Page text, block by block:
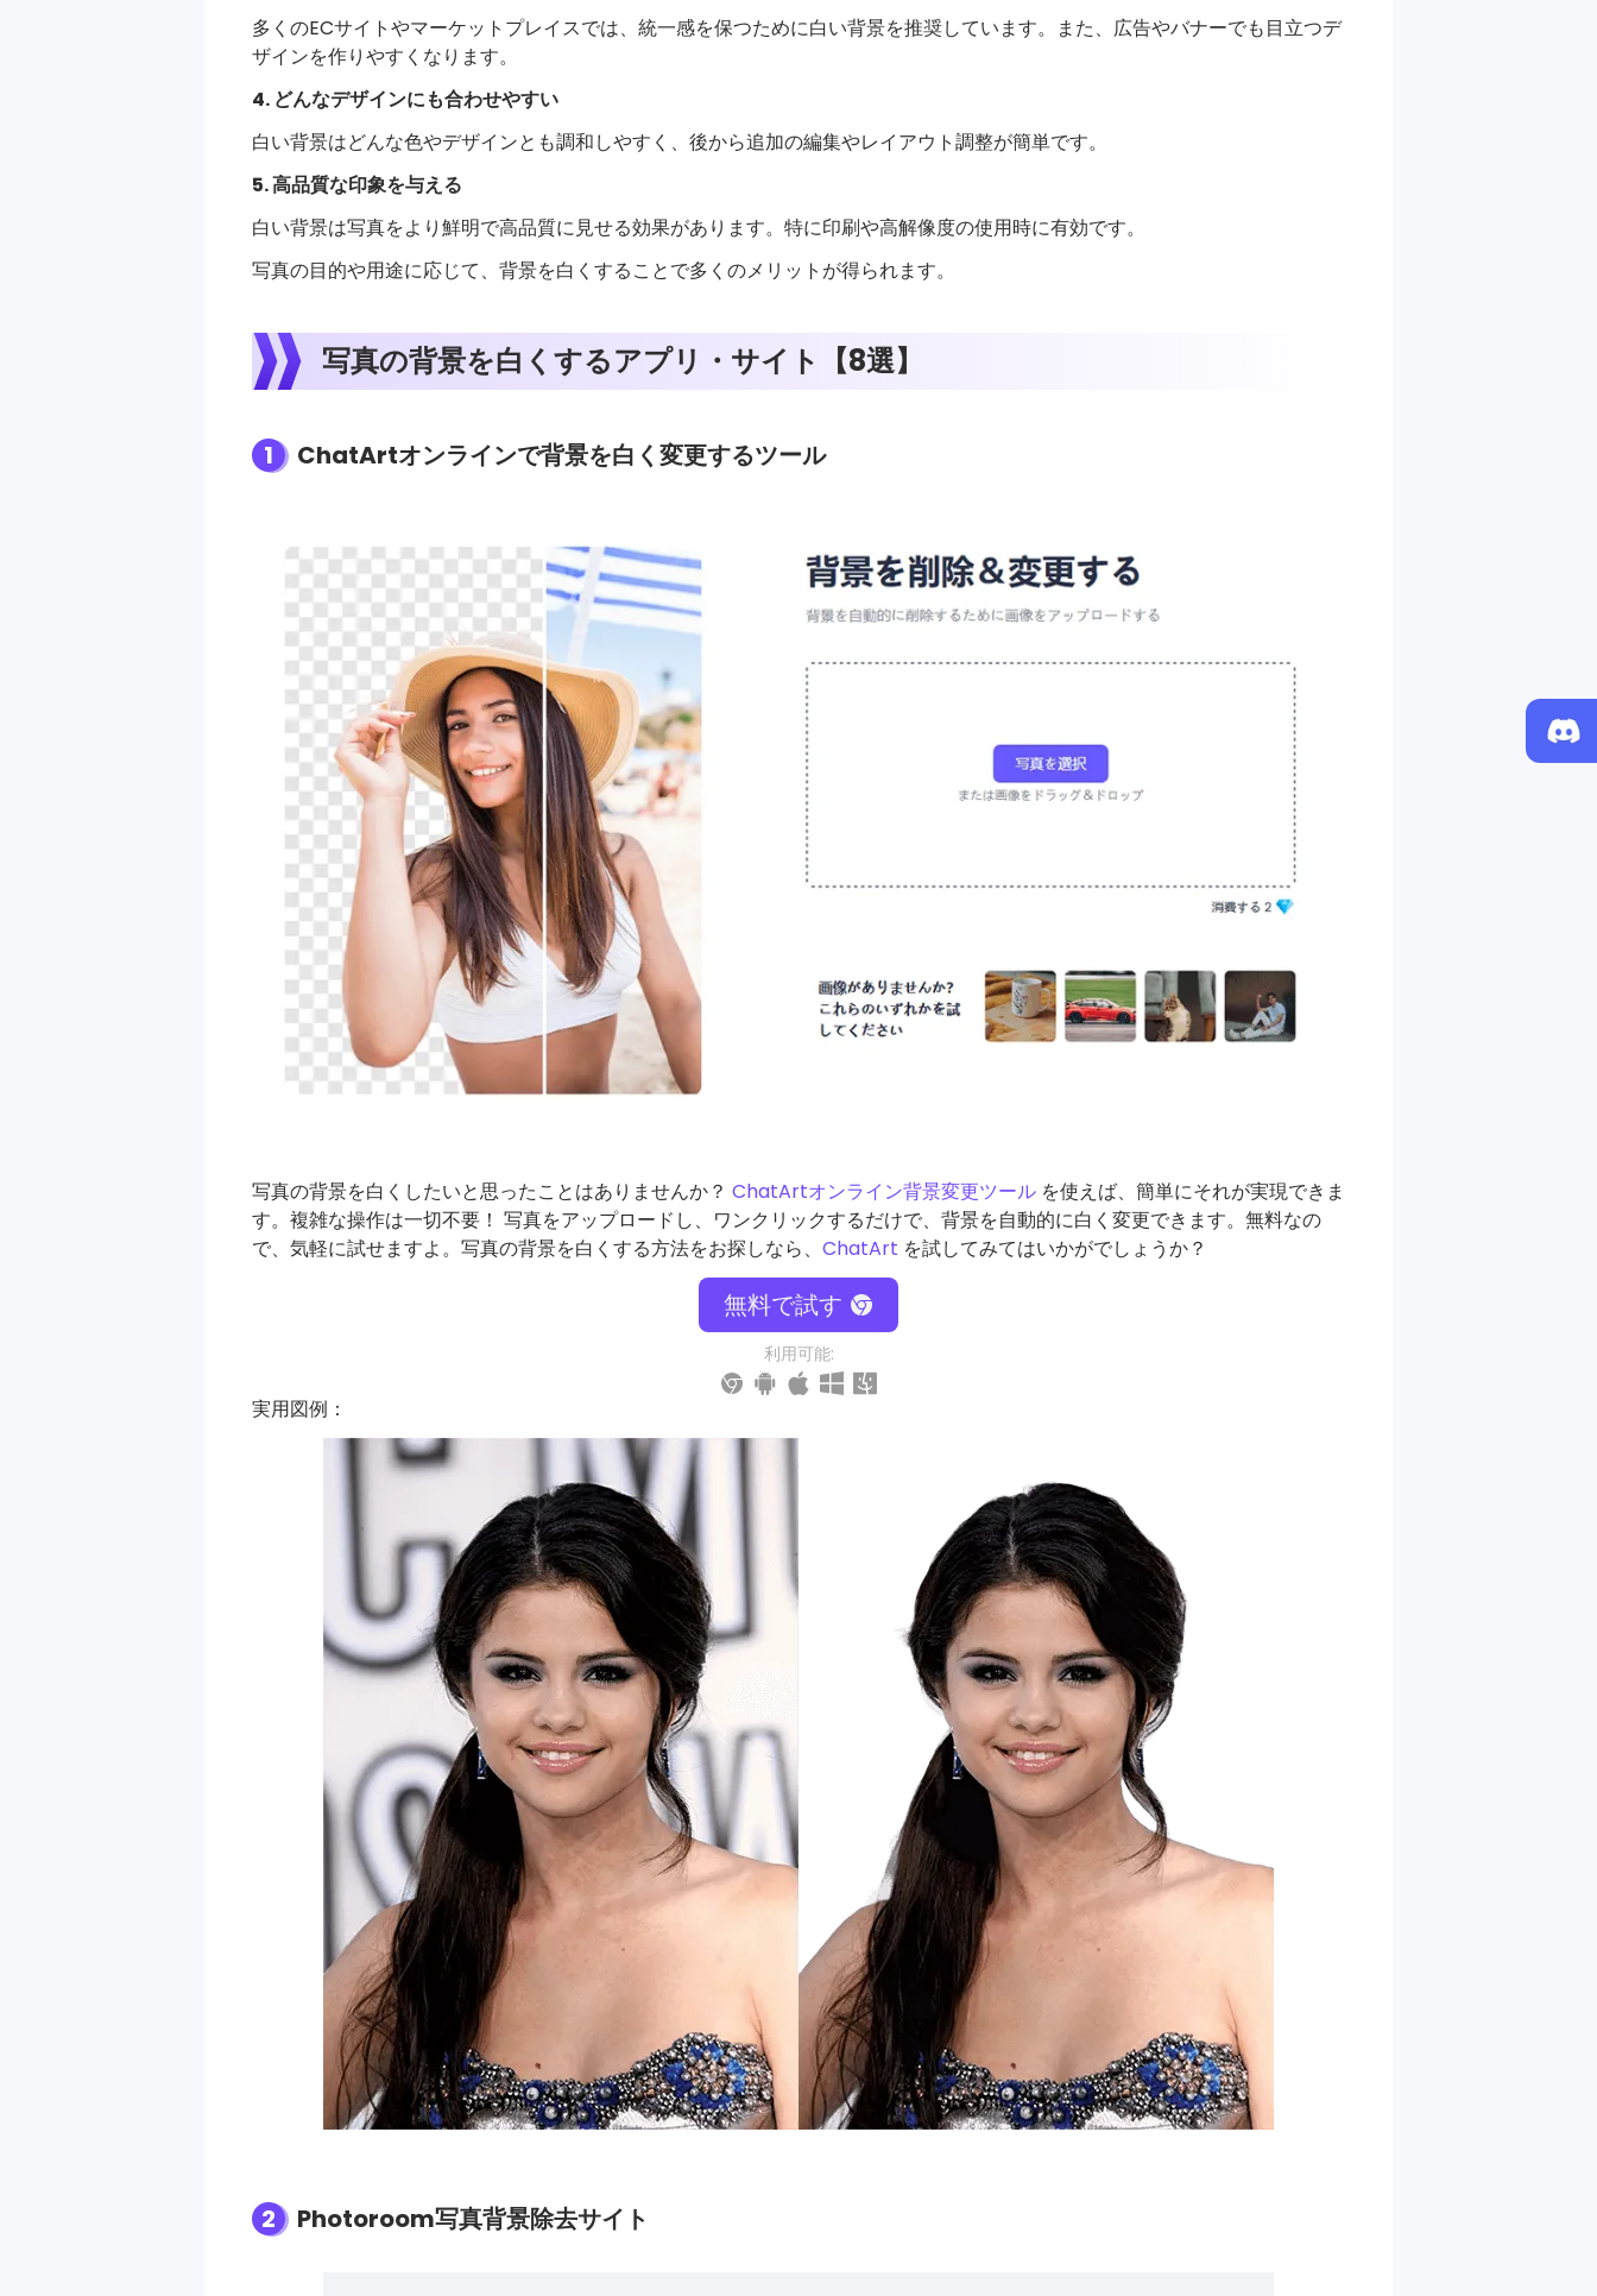
多くのECサイトやマーケットプレイスでは、統一感を保つために白い背景を推奨しています。また、広告やバナーでも目立つデ
ザインを作りやすくなります。
4. どんなデザインにも合わせやすい
白い背景はどんな色やデザインとも調和しやすく、後から追加の編集やレイアウト調整が簡単です。
5. 高品質な印象を与える
白い背景は写真をより鮮明で高品質に見せる効果があります。特に印刷や高解像度の使用時に有効です。
写真の目的や用途に応じて、背景を白くすることで多くのメリットが得られます。
写真の背景を白くするアプリ・サイト【8選】
1 ChatArtオンラインで背景を白く変更するツール
写真の背景を白くしたいと思ったことはありませんか？ ChatArtオンライン背景変更ツール を使えば、簡単にそれが実現できま
す。複雑な操作は一切不要！ 写真をアップロードし、ワンクリックするだけで、背景を自動的に白く変更できます。無料なの
で、気軽に試せますよ。写真の背景を白くする方法をお探しなら、 ChatArt を試してみてはいかがでしょうか？
無料で試す
利用可能:
実用図例：
2 Photoroom写真背景除去サイト